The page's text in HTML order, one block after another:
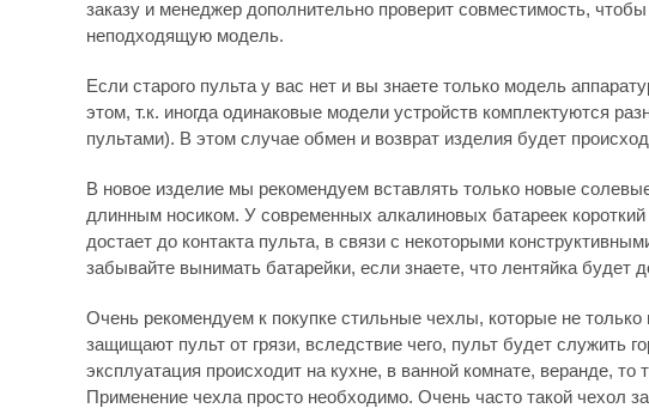
заказу и менеджер дополнительно проверит совместимость,
неподходящую модель.
Если старого пульта у вас нет и вы знаете только модель
этом, т.к. иногда одинаковые модели устройств комплектуются
пультами). В этом случае обмен и возврат изделия будет
В новое изделие мы рекомендуем вставлять только новые
длинным носиком. У современных алкалиновых батареек короткий
достает до контакта пульта, в связи с некоторыми
забывайте вынимать батарейки, если знаете, что лентяйка будет
Очень рекомендуем к покупке стильные чехлы, которые не
защищают пульт от грязи, вследствие чего, пульт будет служить
эксплуатация происходит на кухне, в ванной комнате, веранде,
Применение чехла просто необходимо. Очень часто такой чехол